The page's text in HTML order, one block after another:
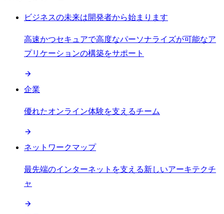
ビジネスの未来は開発者から始まります
高速かつセキュアで高度なパーソナライズが可能なア
プリケーションの構築をサポート
企業
優れたオンライン体験を支えるチーム
ネットワークマップ
最先端のインターネットを支える新しいアーキテクチ
ャ